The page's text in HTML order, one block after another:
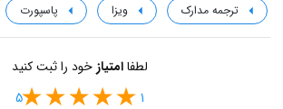
ترجمه مدارک ویزا پاسپورت
لطفاامتیاز خود را ثبت کنید
1
5